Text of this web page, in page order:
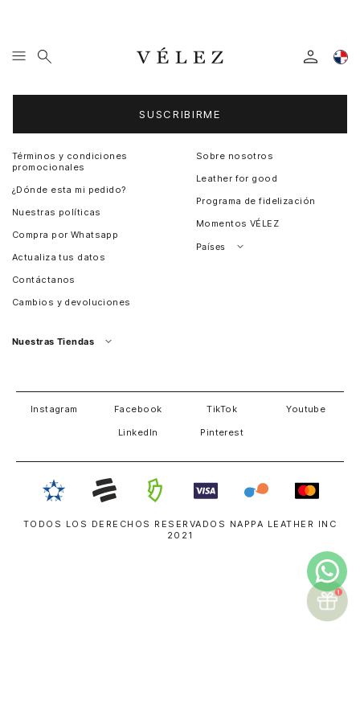
Entérate de todas las novedades
SUSCRIBIRME
Términos y condiciones
promocionales
¿Dónde esta mi pedido?
Nuestras políticas
Compra por Whatsapp
Actualiza tus datos
Contáctanos
Cambios y devoluciones
Sobre nosotros
Leather for good
Programa de fidelización
Momentos VÉLEZ
Países
Costa Rica
Nuestras Tiendas
Instagram
Facebook TikTok Youtube
LinkedIn Pinterest
TODOS LOS DERECHOS RESERVADOS NAPPA LEATHER INC
2021